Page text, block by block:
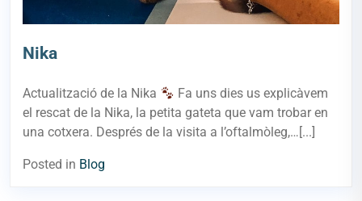
Nika
Actualització de la Nika
Fa uns dies us explicàvem
el rescat de la Nika, la petita gateta que vam trobar en
una cotxera. Després de la visita a l’oftalmòleg,…[...]
Posted in Blog